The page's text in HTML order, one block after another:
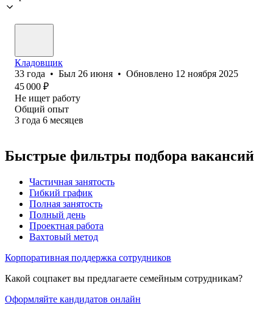
Кладовщик
33 года • Был 26 июня • Обновлено 12 ноября 2025
45 000 ₽
Не ищет работу
Общий опыт
3 года 6 месяцев
Быстрые фильтры подбора вакансий
Частичная занятость
Гибкий график
Полная занятость
Полный день
Проектная работа
Вахтовый метод
Корпоративная поддержка сотрудников
Какой соцпакет вы предлагаете семейным сотрудникам?
Оформляйте кандидатов онлайн